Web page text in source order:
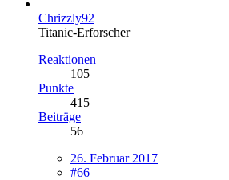
Chrizzly92
Titanic-Erforscher
Reaktionen
105
Punkte
415
Beiträge
56
26. Februar 2017
#66